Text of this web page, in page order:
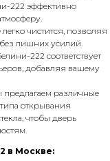
222 эффективно
чистится, позволяя
лишних усилий.
222 соответствует
добавляя вашему
различные
открывания
чтобы дверь
в Москве: